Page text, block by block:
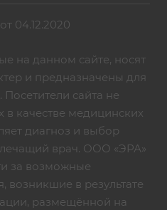
04.12.2020
на данном сайте, носят
и предназначены для
сайта не
в качестве медицинских
диагноз и выбор
врач. ООО «ЭРА»
за возможные
возникшие в результате
размещённой на